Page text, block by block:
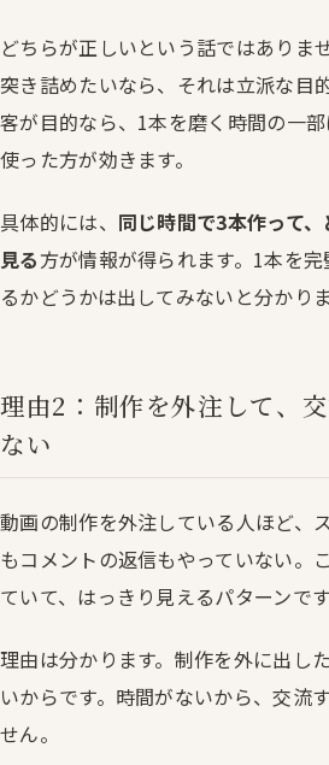
どちらが正しいという話ではありま
突き詰めたいなら、それは立派な目
客が目的なら、1本を磨く時間の一
使った方が効きます。
具体的には、 同じ時間で3本作って
見る方が情報が得られます。1本を
るかどうかは出してみないと分かり
理由2：制作を外注して、
ない
動画の制作を外注している人ほど、
もコメントの返信もやっていない。
ていて、はっきり見えるパターンです
理由は分かります。制作を外に出し
いからです。時間がないから、交流
せん。